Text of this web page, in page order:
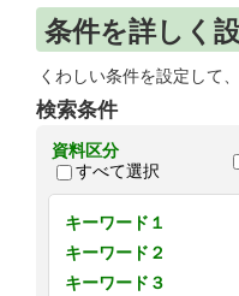
条件を詳しく
くわしい条件を設定して
検索条件
資料区分
すべて選択
キーワード１
キーワード２
キーワード３